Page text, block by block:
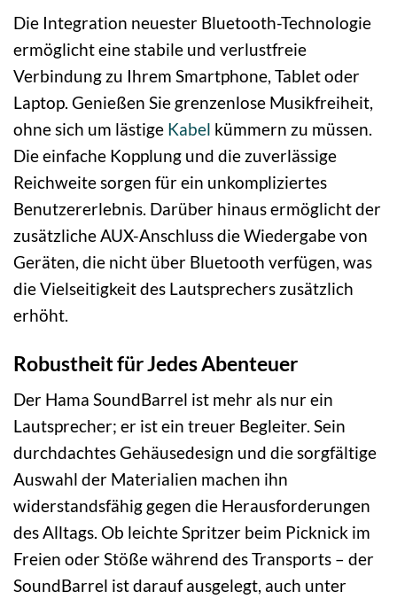
Die Integration neuester Bluetooth-Technologie
ermöglicht eine stabile und verlustfreie
Verbindung zu Ihrem Smartphone, Tablet oder
Laptop. Genießen Sie grenzenlose Musikfreiheit,
ohne sich um lästige Kabel kümmern zu müssen.
Die einfache Kopplung und die zuverlässige
Reichweite sorgen für ein unkompliziertes
Benutzererlebnis. Darüber hinaus ermöglicht der
zusätzliche AUX-Anschluss die Wiedergabe von
Geräten, die nicht über Bluetooth verfügen, was
die Vielseitigkeit des Lautsprechers zusätzlich
erhöht.
Robustheit für Jedes Abenteuer
Der Hama SoundBarrel ist mehr als nur ein
Lautsprecher; er ist ein treuer Begleiter. Sein
durchdachtes Gehäusedesign und die sorgfältige
Auswahl der Materialien machen ihn
widerstandsfähig gegen die Herausforderungen
des Alltags. Ob leichte Spritzer beim Picknick im
Freien oder Stöße während des Transports – der
SoundBarrel ist darauf ausgelegt, auch unter